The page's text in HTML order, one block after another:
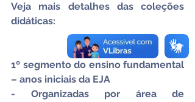
Veja mais detalhes das coleções
didáticas:
1º segmento do ensino fundamental
– anos iniciais da EJA
- Organizadas por área de